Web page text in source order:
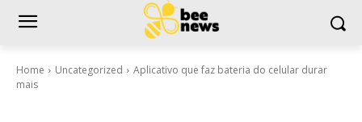
Home Uncategorized
Aplicativo que faz bateria do celular durar
mais